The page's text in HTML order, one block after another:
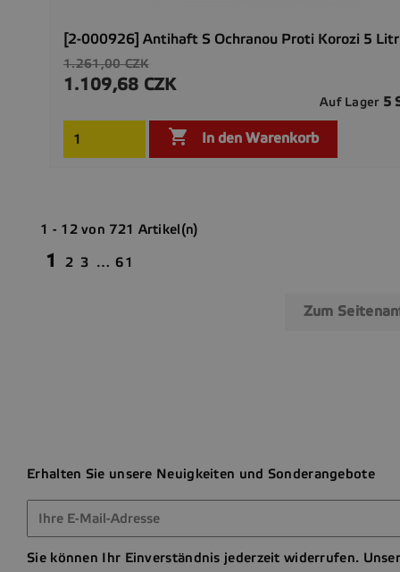
[2-000926] Antihaft S Ochranou Proti Korozi 5
Verkaufspreis
1.261,00 CZK
Preis
1.109,68 CZK
Auf Lager 5
 In den Warenkorb
1 - 12 von 721 Artikel(n)
1 2 3 … 61
Zum
Erhalten Sie unsere Neuigkeiten und Sonderangebote
Sie können Ihr Einverständnis jederzeit widerrufen.